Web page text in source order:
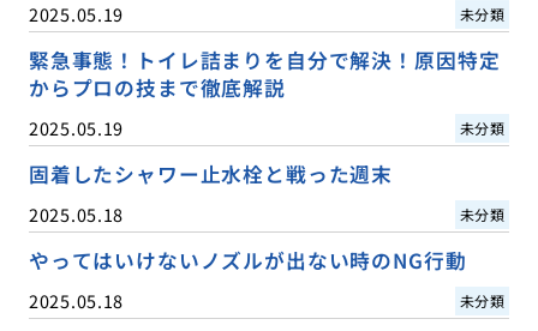
2025.05.19 未分類
緊急事態！トイレ詰まりを自分で解決！原因特定
からプロの技まで徹底解説
2025.05.19 未分類
固着したシャワー止水栓と戦った週末
2025.05.18 未分類
やってはいけないノズルが出ない時のNG行動
2025.05.18 未分類